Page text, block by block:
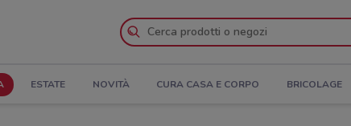
ESTATE NOVITÀ CURA CASA E CORPO BRICOLAGE